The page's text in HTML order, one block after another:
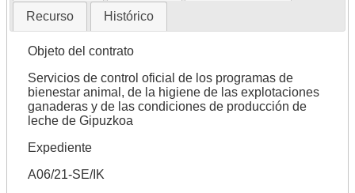
Recurso Histórico
Objeto del contrato
Servicios de control oficial de los programas de
bienestar animal, de la higiene de las explotaciones
ganaderas y de las condiciones de producción de
leche de Gipuzkoa
Expediente
A06/21-SE/IK